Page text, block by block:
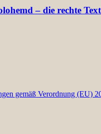
– die rechte
gemäß Verordnung (EU)